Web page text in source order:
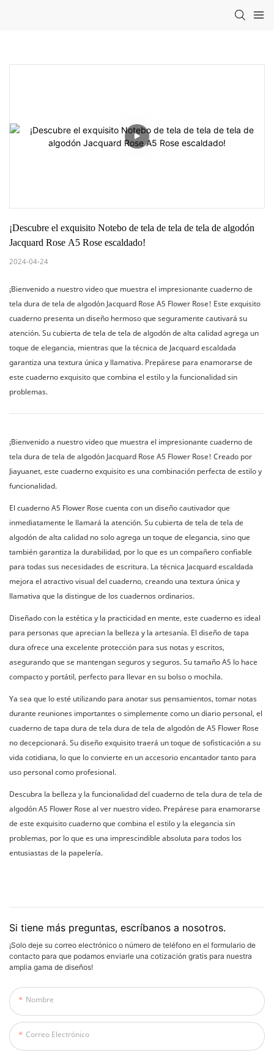
¡Descubre el exquisito Notebo de tela de tela de tela de algodón
Jacquard Rose A5 Rose escaldado!
2024-04-24
¡Bienvenido a nuestro video que muestra el impresionante cuaderno de
tela dura de tela de algodón Jacquard Rose A5 Flower Rose! Este exquisito
cuaderno presenta un diseño hermoso que seguramente cautivará su
atención. Su cubierta de tela de tela de algodón de alta calidad agrega un
toque de elegancia, mientras que la técnica de Jacquard escaldada
garantiza una textura única y llamativa. Prepárese para enamorarse de
este cuaderno exquisito que combina el estilo y la funcionalidad sin
problemas.
¡Bienvenido a nuestro video que muestra el impresionante cuaderno de
tela dura de tela de algodón Jacquard Rose A5 Flower Rose! Creado por
Jiayuanet, este cuaderno exquisito es una combinación perfecta de estilo y
funcionalidad.
El cuaderno A5 Flower Rose cuenta con un diseño cautivador que
inmediatamente le llamará la atención. Su cubierta de tela de tela de
algodón de alta calidad no solo agrega un toque de elegancia, sino que
también garantiza la durabilidad, por lo que es un compañero confiable
para todas sus necesidades de escritura. La técnica Jacquard escaldada
mejora el atractivo visual del cuaderno, creando una textura única y
llamativa que la distingue de los cuadernos ordinarios.
Diseñado con la estética y la practicidad en mente, este cuaderno es ideal
para personas que aprecian la belleza y la artesanía. El diseño de tapa
dura ofrece una excelente protección para sus notas y escritos,
asegurando que se mantengan seguros y seguros. Su tamaño A5 lo hace
compacto y portátil, perfecto para llevar en su bolso o mochila.
Ya sea que lo esté utilizando para anotar sus pensamientos, tomar notas
durante reuniones importantes o simplemente como un diario personal, el
cuaderno de tapa dura de tela dura de tela de algodón de A5 Flower Rose
no decepcionará. Su diseño exquisito traerá un toque de sofisticación a su
vida cotidiana, lo que lo convierte en un accesorio encantador tanto para
uso personal como profesional.
Descubra la belleza y la funcionalidad del cuaderno de tela dura de tela de
algodón A5 Flower Rose al ver nuestro video. Prepárese para enamorarse
de este exquisito cuaderno que combina el estilo y la elegancia sin
problemas, por lo que es una imprescindible absoluta para todos los
entusiastas de la papelería.
Si tiene más preguntas, escríbanos a nosotros.
¡Solo deje su correo electrónico o número de teléfono en el formulario de
contacto para que podamos enviarle una cotización gratis para nuestra
amplia gama de diseños!
Nombre
Correo Electrónico